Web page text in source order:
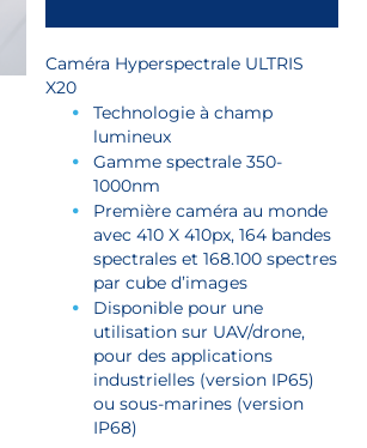
Caméra Hyperspectrale ULTRIS
X20
Technologie à champ
lumineux
Gamme spectrale 350-
1000nm
Première caméra au monde
avec 410 X 410px, 164 bandes
spectrales et 168.100 spectres
par cube d’images
Disponible pour une
utilisation sur UAV/drone,
pour des applications
industrielles (version IP65)
ou sous-marines (version
IP68)